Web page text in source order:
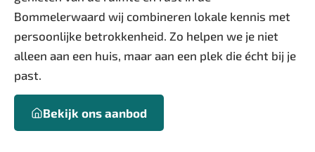
Bommelerwaard wij combineren lokale kennis met
persoonlijke betrokkenheid. Zo helpen we je niet
alleen aan een huis, maar aan een plek die écht bij je
past.
Bekijk ons aanbod